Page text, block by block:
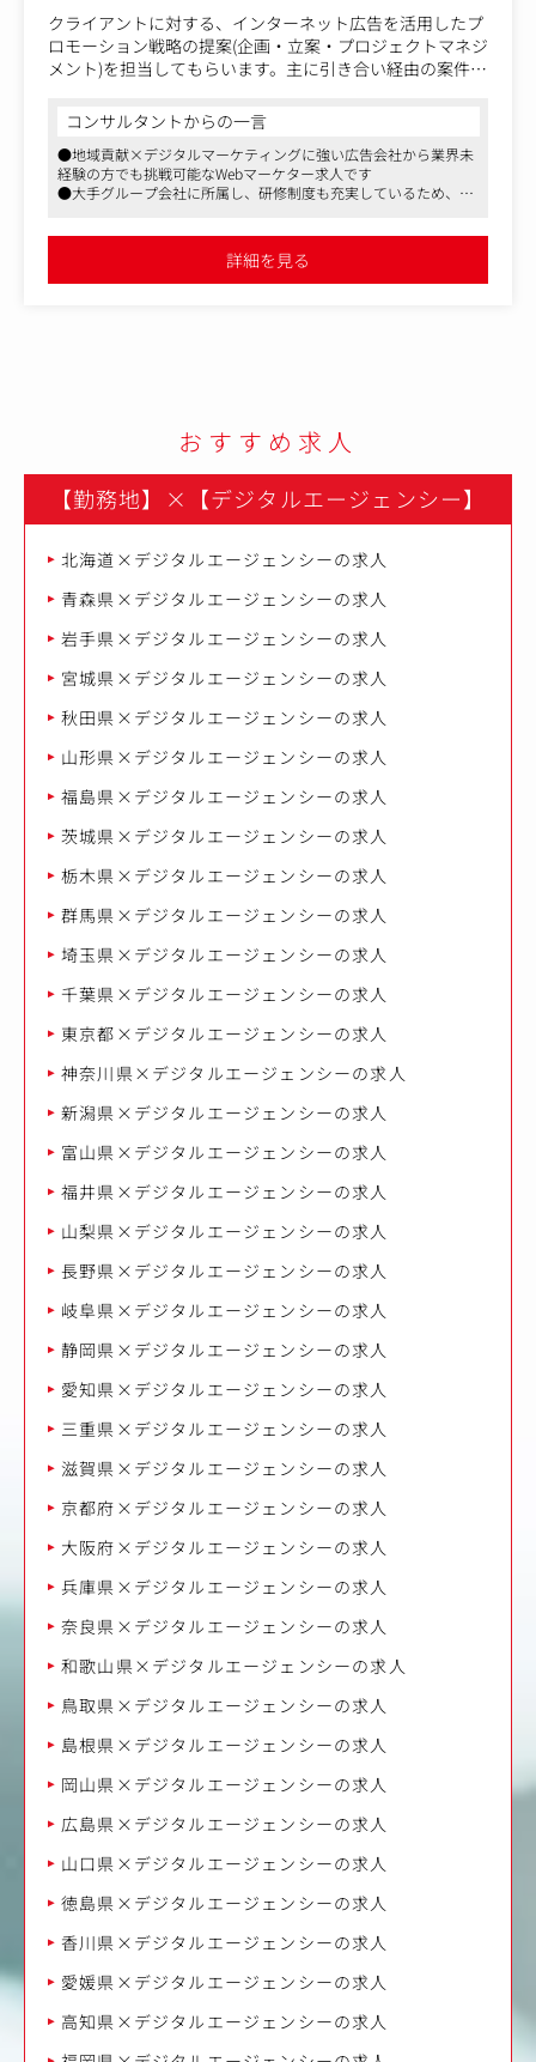
クライアントに対する、インターネット広告を活用したプ
ロモーション戦略の提案(企画・立案・プロジェクトマネジ
メント)を担当してもらいます。主に引き合い経由の案件を
■新規顧客開拓、提案
お客様が抱えている課題に対して、デジタルのプロモーシ
ョン方法をご提案し、新規のお客様を獲得することが目的
です。
地方や中小企業の経営者、担当者は、初めてデジタル施策
を検討している方も多くわかりやすい言葉でお客様に寄り
■既存顧客フォロー
お客様が継続的に成果を出していくために、目標設定の見
直しや追加施策の提案を行います。
個々人担当するお客様により異なりますが、数社～数十社
を担当いただきます。
新規開拓と同様に、複雑化するデジタルマーケティングを
シンプルに伝えることが求められます。
■求人の魅力
告など、幅広い媒体を用いてソリューションを提供出来ま
す。そのため、デジタルマーケターとしての市場価値を高
めるスキルを習得可能です。
ます。未経験からデジタルマーケティング領域のスキルを
※入社後1ヶ月間は東京本社で研修を実施します。
・管理職レイヤーが不足しており、将来の管理職候補とし
ての活躍を期待しています。
【仕事内容（変更の範囲）】会社の定める業務
コンサルタントからの一言
●地域貢献×デジタルマーケティングに強い広告会社から業界未
経験の方でも挑戦可能なWebマーケター求人です
●大手グループ会社に所属し、研修制度も充実しているため、こ
会貢献性の高い新たな事業創りに携わって頂くことが可能です
詳細を見る
おすすめ求人
【勤務地】 × 【デジタルエージェンシー】
北海道×デジタルエージェンシーの求人
青森県×デジタルエージェンシーの求人
岩手県×デジタルエージェンシーの求人
宮城県×デジタルエージェンシーの求人
秋田県×デジタルエージェンシーの求人
山形県×デジタルエージェンシーの求人
福島県×デジタルエージェンシーの求人
茨城県×デジタルエージェンシーの求人
栃木県×デジタルエージェンシーの求人
群馬県×デジタルエージェンシーの求人
埼玉県×デジタルエージェンシーの求人
千葉県×デジタルエージェンシーの求人
東京都×デジタルエージェンシーの求人
神奈川県×デジタルエージェンシーの求人
新潟県×デジタルエージェンシーの求人
富山県×デジタルエージェンシーの求人
福井県×デジタルエージェンシーの求人
山梨県×デジタルエージェンシーの求人
長野県×デジタルエージェンシーの求人
岐阜県×デジタルエージェンシーの求人
静岡県×デジタルエージェンシーの求人
愛知県×デジタルエージェンシーの求人
三重県×デジタルエージェンシーの求人
滋賀県×デジタルエージェンシーの求人
京都府×デジタルエージェンシーの求人
大阪府×デジタルエージェンシーの求人
兵庫県×デジタルエージェンシーの求人
奈良県×デジタルエージェンシーの求人
和歌山県×デジタルエージェンシーの求人
鳥取県×デジタルエージェンシーの求人
島根県×デジタルエージェンシーの求人
岡山県×デジタルエージェンシーの求人
広島県×デジタルエージェンシーの求人
山口県×デジタルエージェンシーの求人
徳島県×デジタルエージェンシーの求人
香川県×デジタルエージェンシーの求人
愛媛県×デジタルエージェンシーの求人
高知県×デジタルエージェンシーの求人